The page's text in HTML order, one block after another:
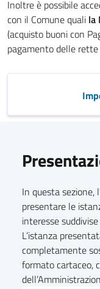
Inoltre è possibile
con il Comune quali la
(acquisto buoni con
pagamento delle rette
In questa
presentare le
interesse
L’istanza
completamente
formato cartaceo,